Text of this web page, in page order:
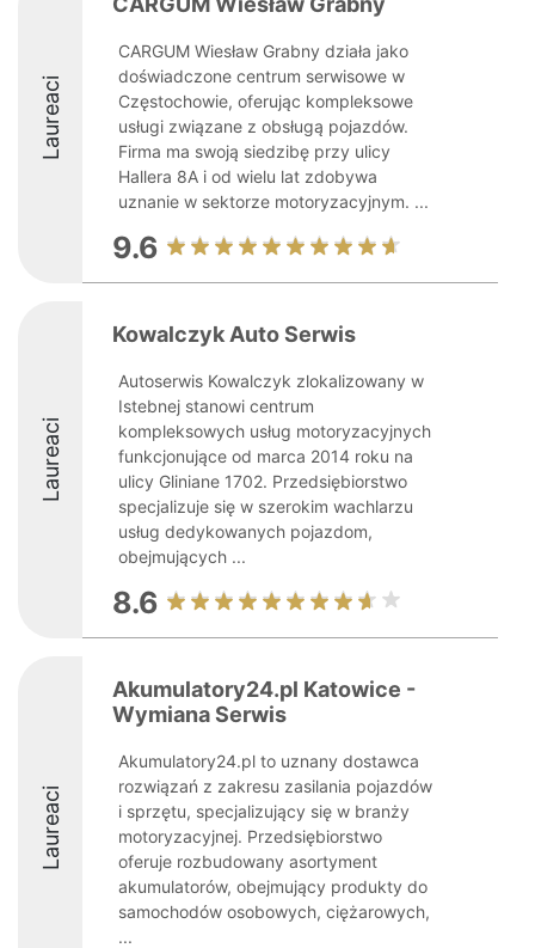
Laureaci
CARGUM Wiesław Grabny działa jako
doświadczone centrum serwisowe w
Częstochowie, oferując kompleksowe
usługi związane z obsługą pojazdów.
Firma ma swoją siedzibę przy ulicy
Hallera 8A i od wielu lat zdobywa
uznanie w sektorze motoryzacyjnym. ...
9.6
Laureaci
Kowalczyk Auto Serwis
Autoserwis Kowalczyk zlokalizowany w
Istebnej stanowi centrum
kompleksowych usług motoryzacyjnych
funkcjonujące od marca 2014 roku na
ulicy Gliniane 1702. Przedsiębiorstwo
specjalizuje się w szerokim wachlarzu
usług dedykowanych pojazdom,
obejmujących ...
8.6
Laureaci
Akumulatory24.pl Katowice -
Wymiana Serwis
Akumulatory24.pl to uznany dostawca
rozwiązań z zakresu zasilania pojazdów
i sprzętu, specjalizujący się w branży
motoryzacyjnej. Przedsiębiorstwo
oferuje rozbudowany asortyment
akumulatorów, obejmujący produkty do
samochodów osobowych, ciężarowych,
...